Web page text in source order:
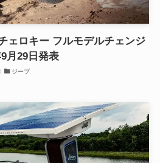
ェロキー フルモデルチェンジ
月29日発表
ジープ